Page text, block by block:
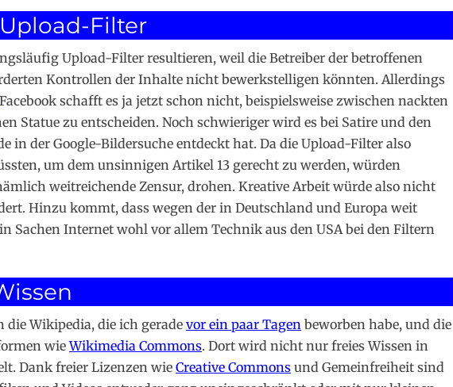
Filter
Upload-Filter resultieren, weil die Betreiber der betroffenen
Kontrollen der Inhalte nicht bewerkstelligen könnten. Allerdings
schafft es ja jetzt schon nicht, beispielsweise zwischen nackten
Statue zu entscheiden. Noch schwieriger wird es bei Satire und den
in der Google-Bildersuche entdeckt hat. Da die Upload-Filter also
um dem unsinnigen Artikel 13 gerecht zu werden, würden
weitreichende Zensur, drohen. Kreative Arbeit würde also nicht
Hinzu kommt, dass wegen der in Deutschland und Europa weit
Sachen Internet wohl vor allem Technik aus den USA bei den Filtern
die Wikipedia, die ich gerade vor ein paar Tagen beworben habe, und die
wieWikimedia Commons. Dort wird nicht nur freies Wissen in
Dank freier Lizenzen wie Creative Commons und Gemeinfreiheit sind